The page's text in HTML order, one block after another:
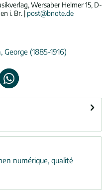
Wersaber Helmer 15, D-
i. Br. | post@bnote.de
(1885-1916)
numérique, qualité